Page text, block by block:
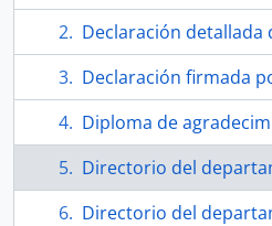
Declaración detallada del importe total de la
Declaración firmada por
Diploma de
Directorio del departamento
Directorio del departamento